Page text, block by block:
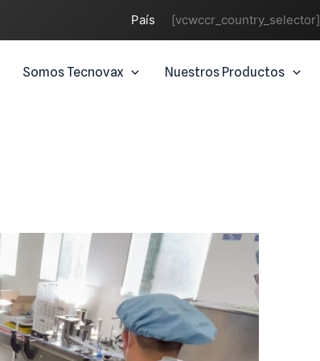
País [vcwccr_country_selector]
Somos Tecnovax Nuestros Productos